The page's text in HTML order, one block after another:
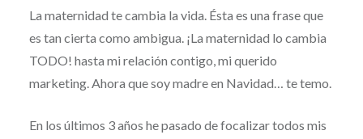
La maternidad te cambia la vida. Ésta es una frase que
es tan cierta como ambigua. ¡La maternidad lo cambia
TODO! hasta mi relación contigo, mi querido
marketing. Ahora que soy madre en Navidad… te temo.
En los últimos 3 años he pasado de focalizar todos mis